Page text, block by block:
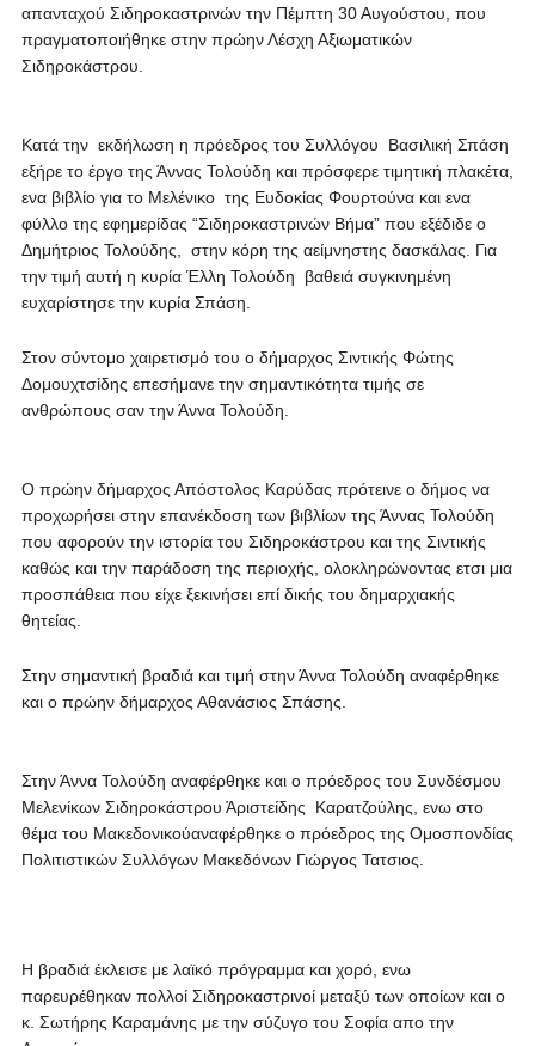
απανταχού Σιδηροκαστρινών την Πέμπτη 30 Αυγούστου, που
πραγματοποιήθηκε στην πρώην Λέσχη Αξιωματικών
Σιδηροκάστρου.
Κατά την εκδήλωση η πρόεδρος του Συλλόγου Βασιλική Σπάση
εξήρε το έργο της Άννας Τολούδη και πρόσφερε τιμητική πλακέτα,
ενα βιβλίο για το Μελένικο της Ευδοκίας Φουρτούνα και ενα
φύλλο της εφημερίδας “Σιδηροκαστρινών Βήμα” που εξέδιδε ο
Δημήτριος Τολούδης, στην κόρη της αείμνηστης δασκάλας. Για
την τιμή αυτή η κυρία Έλλη Τολούδη βαθειά συγκινημένη
ευχαρίστησε την κυρία Σπάση.
Στον σύντομο χαιρετισμό του ο δήμαρχος Σιντικής Φώτης
Δομουχτσίδης επεσήμανε την σημαντικότητα τιμής σε
ανθρώπους σαν την Άννα Τολούδη.
Ο πρώην δήμαρχος Απόστολος Καρύδας πρότεινε ο δήμος να
προχωρήσει στην επανέκδοση των βιβλίων της Άννας Τολούδη
που αφορούν την ιστορία του Σιδηροκάστρου και της Σιντικής
καθώς και την παράδοση της περιοχής, ολοκληρώνοντας ετσι μια
προσπάθεια που είχε ξεκινήσει επί δικής του δημαρχιακής
θητείας.
Στην σημαντική βραδιά και τιμή στην Άννα Τολούδη αναφέρθηκε
και ο πρώην δήμαρχος Αθανάσιος Σπάσης.
Στην Άννα Τολούδη αναφέρθηκε και ο πρόεδρος του Συνδέσμου
Μελενίκων Σιδηροκάστρου Άριστείδης Καρατζούλης, ενω στο
θέμα του Μακεδονικούαναφέρθηκε ο πρόεδρος της Ομοσπονδίας
Πολιτιστικών Συλλόγων Μακεδόνων Γιώργος Τατσιος.
Η βραδιά έκλεισε με λαϊκό πρόγραμμα και χορό, ενω
παρευρέθηκαν πολλοί Σιδηροκαστρινοί μεταξύ των οποίων και ο
κ. Σωτήρης Καραμάνης με την σύζυγο του Σοφία απο την